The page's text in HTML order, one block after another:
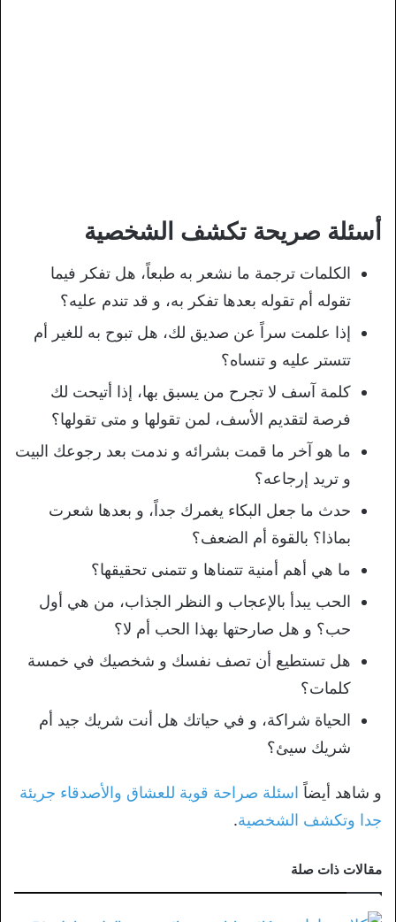
أسئلة صريحة تكشف الشخصية
الكلمات ترجمة ما نشعر به طبعاً، هل تفكر فيما
تقوله أم تقوله بعدها تفكر به، و قد تندم عليه؟
إذا علمت سراً عن صديق لك، هل تبوح به للغير أم
تتستر عليه و تنساه؟
كلمة آسف لا تجرح من يسبق بها، إذا أتيحت لك
فرصة لتقديم الأسف، لمن تقولها و متى تقولها؟
ما هو آخر ما قمت بشرائه و ندمت بعد رجوعك البيت
و تريد إرجاعه؟
حدث ما جعل البكاء يغمرك جداً، و بعدها شعرت
بماذا؟ بالقوة أم الضعف؟
ما هي أهم أمنية تتمناها و تتمنى تحقيقها؟
الحب يبدأ بالإعجاب و النظر الجذاب، من هي أول
حب؟ و هل صارحتها بهذا الحب أم لا؟
هل تستطيع أن تصف نفسك و شخصيك في خمسة
كلمات؟
الحياة شراكة، و في حياتك هل أنت شريك جيد أم
شريك سيئ؟
و شاهد أيضاً اسئلة صراحة قوية للعشاق والأصدقاء جريئة
جدا وتكشف الشخصية.
مقالات ذات صلة